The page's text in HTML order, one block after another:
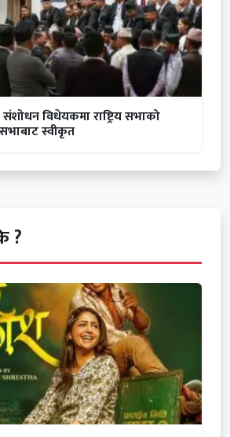
विधेयकमा राष्ट्रिय सभाको
स्वीकृत
?